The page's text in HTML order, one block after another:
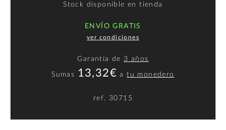
Stock disponible en tienda
ENVÍO GRATIS
ver condiciones
Garantía de 3 años
Sumas 13,32€ atu monedero
ref. 30715